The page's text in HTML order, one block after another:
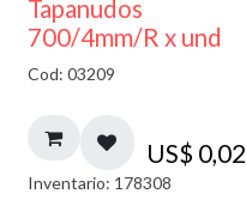
Tapanudos
700/4mm/R x und
Cod: 03209
US$ 0,02
Inventario: 178308